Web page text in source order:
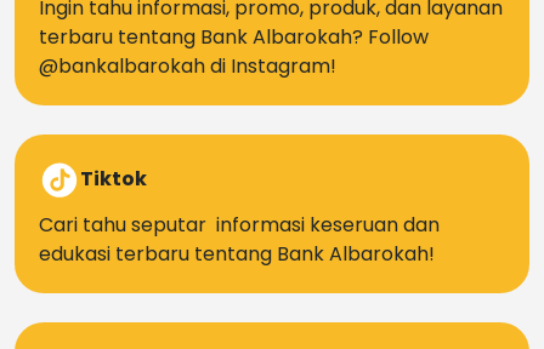
Ingin tahu informasi, promo, produk, dan layanan
terbaru tentang Bank Albarokah? Follow
@bankalbarokah di Instagram!
Tiktok
Cari tahu seputar informasi keseruan dan
edukasi terbaru tentang Bank Albarokah!